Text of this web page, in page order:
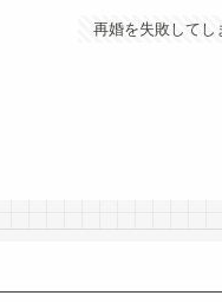
再婚を失敗してし